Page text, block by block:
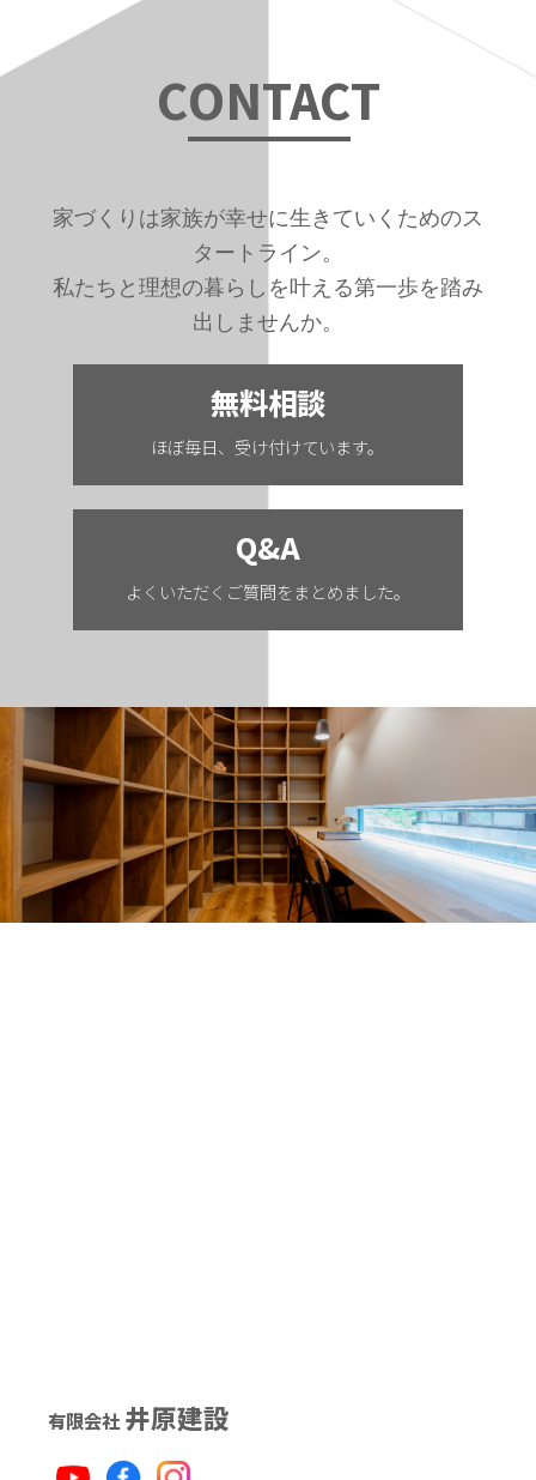
CONTACT
家づくりは家族が幸せに生きていくためのス
タートライン。
私たちと理想の暮らしを叶える第一歩を踏み
出しませんか。
無料相談
ほぼ毎日、受け付けています。
Q&A
よくいただくご質問をまとめました。
有限会社 井原建設